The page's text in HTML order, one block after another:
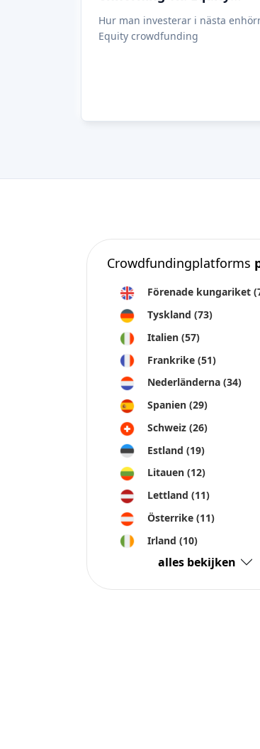
Italien(57)
Frankrike(51)
Nederländerna(34)
Spanien(29)
Schweiz(26)
Estland(19)
Litauen(12)
Lettland(11)
Österrike(11)
Irland(10)
alles bekijken